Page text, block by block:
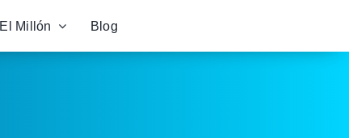
El Millón Blog